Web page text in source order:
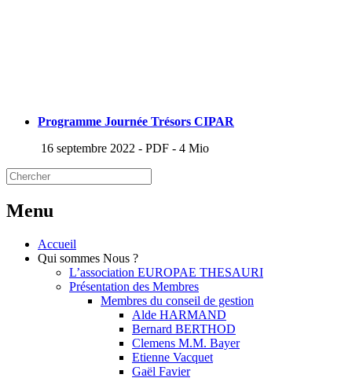
Programme Journée Trésors CIPAR
16 septembre 2022 - PDF - 4 Mio
Menu
Accueil
Qui sommes Nous ?
L’association EUROPAE THESAURI
Présentation des Membres
Membres du conseil de gestion
Alde HARMAND
Bernard BERTHOD
Clemens M.M. Bayer
Etienne Vacquet
Gaël Favier